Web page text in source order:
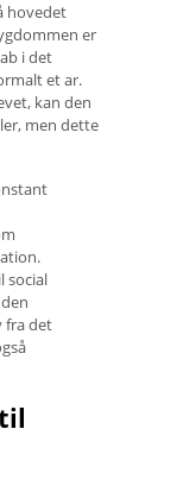
hovedet
er
i det
et ar.
kan den
men dette
social
fra det